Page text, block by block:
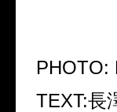
PHOTO:
TEXT:長